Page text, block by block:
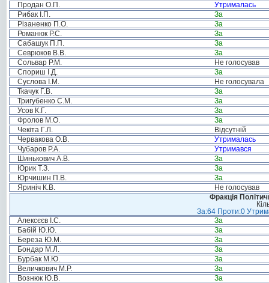
Продан О.П.
Утрималась
Рибак І.П.
За
Різаненко П.О.
За
Романюк Р.С.
За
Сабашук П.П.
За
Севрюков В.В.
За
Сольвар Р.М.
Не голосував
Спориш І.Д.
За
Суслова І.М.
Не голосувала
Ткачук Г.В.
За
Тригубенко С.М.
За
Усов К.Г.
За
Фролов М.О.
За
Чекіта Г.Л.
Відсутній
Червакова О.В.
Утрималась
Чубаров Р.А.
Утримався
Шинькович А.В.
За
Юрик Т.З.
За
Юрчишин П.В.
За
Яриніч К.В.
Не голосував
Фракція
За:64 Проти:0
Алексєєв І.С.
За
Бабій Ю.Ю.
За
Береза Ю.М.
За
Бондар М.Л.
За
Бурбак М.Ю.
За
Величкович М.Р.
За
Вознюк Ю.В.
За